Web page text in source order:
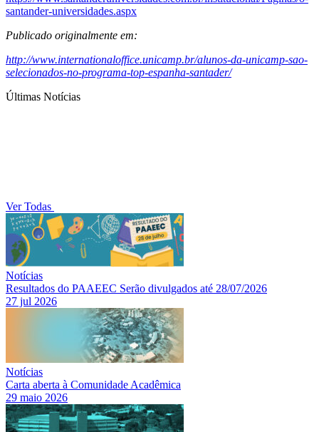
santander-universidades.aspx
Publicado originalmente em:
http://www.internationaloffice.unicamp.br/alunos-da-unicamp-sao-
selecionados-no-programa-top-espanha-santader/
Últimas Notícias
Ver Todas
Notícias
Resultados do PAAEEC Serão divulgados até 28/07/2026
27 jul 2026
Notícias
Carta aberta à Comunidade Acadêmica
29 maio 2026